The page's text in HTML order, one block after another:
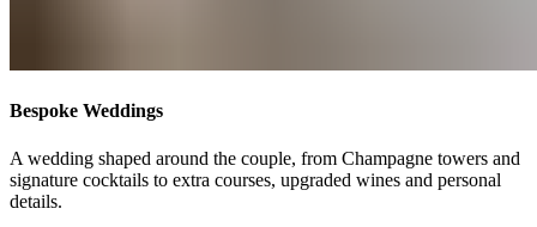
Bespoke Weddings​​​​‌ ‍ ​‍​‍‌‍ ‌ ​‍‌‍‍‌‌‍‌ ‌‍‍‌‌‍ ‍​‍​‍​ ‍‍​‍​‍‌ ​ ‌‍​‌‌‍ ‍‌‍‍‌‌ ‌​‌ ‍‌​‍ ‍‌‍‍‌‌‍ ​‍​‍​‍ ​​‍​‍‌‍‍​‌ ​‍‌‍‌‌‌‍‌‍​‍​‍​ ‍‍​‍​‍‌‍‍​‌ ‌​‌ ‌​‌ ​​‌ ​ ​ ‍‍​‍ ​‍ ‌‍ ​​‍ ‌‌‍​‌‌‍ ‍‌‍‌​​‍ ‌‌ ​‍​‍ ‌‌‍‍​‌‍ ‌ ‌​‌‍‌‌‌‍ ​‌ ​ ​‍ ‌‌ ​ ‌ ‌​‌ ‌‌‌‍‌​‌‍‍‌‌‍ ​‍ ‍‌ ‌‍‌‍‌‌‌ ​‍‌‍​ ‌‍‌‌‌‍ ​​‍ ‍‌‍​‌‌ ​​‌ ​​​‍ ‌‍‍‌‌‍ ‍‌ ‌​‌‍‌‌‌‍ ‍‌ ‌​​‍ ‌‍‌‌‌‍‌​‌‍‍‌‌ ‌​​‍ ‌‍ ‌‌‍ ‌‍‌​‌‍‌‌​ ‌‌ ​​‌ ​‍‌‍‌‌‌ ​ ‌‍‌‌‌‍ ‍‌ ‌​‌‍​‌‌ ‌​‌‍‍‌‌‍ ‌‍ ‍​ ‍ ‌‍‍‌‌‍‌​​ ‌​ ​‍​ ‍‌​ ‌​‌‍‌​​ ‌‌​ ‌‌‌‍‌‍​ ‌​​‍ ‌‌‍​‍‌‍‌‌​ ‌‌‌‍‌‌​‍ ‌​ ‌​​ ​​‌‍​‌​ ​‌​‍ ‌‌‍​‌​ ‌ ​ ‍‌​ ‌ ​‍ ‌‌‍‌‍​ ‌ ​ ​ ‌‍​‍‌‍‌‍‌‍‌​‌‍​ ‌‍‌‌​ ‌ ‌‍​‍‌‍‌‌​ ​​​ ‍ ‌ ‌​‌ ‍‌‌ ​​‌‍‌‌​ ‌‌‍‍​‌‍ ‌ ‌​‌‍‌‌‌‍ ​‌‌​ ‌‍‍‌‌ ‌​‌‍‌‌‌‌​​‌‍​‌‌‍‌ ‌‍‌‌​ ‍ ‌ ​​‌‍​‌‌ ‌​‌‍‍​​ ‌‌ ​​‌‍​‌‌‍‌ ‌‍‌‌‌​​‍‌ ‌‌‌‍‍‌‌‍ ​‌‍‌​‌‍‌‌‌ ​‍​‍‌‌​ ‌‌‌​​‍‌‌ ‌‍‍ ‌‍‌‌‌ ‍‌​‍‌‌​ ​ ‌​‌​​‍‌‌​ ​ ‌​‌​​‍‌‌​ ​‍​ ​‍‌‍​‍​ ​ ‌‍‌‍​ ​‌​ ‌‍​ ‍‌‌‍‌‍​ ‍​‌‍‌‍‌‍‌‍‌‍‌‌​ ​‍​‍‌‌​ ​‍​ ​‍​‍‌‌​ ‌‌‌​‌​​‍ ‍‌‍​ ‌‍ ‌‍ ‍‌ ‌​‌‍‌‌‌‍ ‍‌ ‌​​‍‌‌​ ‌‌‌​​‍‌‌ ‌‍‍ ‌‍‌‌‌ ‍‌​‍‌‌​ ​ ‌​‌​​‍‌‌​ ​ ‌​‌​​‍‌‌​ ​‍​ ​‍​ ‍​​ ​ ​ ​‌​ ​ ​ ‌‌‌‍‌‍​ ​​​ ‌‌​ ​‍​ ‌​‌‍​‍‌‍‌​​‍‌‌​ ​‍​ ​‍​‍‌‌​ ‌‌‌​‌​​‍ ‍‌ ‌​‌‍‍‌‌ ‌​‌‍ ​‌‍‌‌​ ‌‍​‍‌‍​‌‌ ​ ‌‍‌‌‌‌‌‌‌ ​‍‌‍ ​​ ‌‌‍‍​‌ ‌​‌ ‌​‌ ​​‌ ​ ​‍‌‌​ ​ ‌​​‌​‍‌‌​ ​‍‌​‌‍​‍‌‌​ ​‍‌​‌‍‌‍ ​​‍ ‌‌‍​‌‌‍ ‍‌‍‌​​‍ ‌‌ ​‍​‍ ‌‌‍‍​‌‍ ‌ ‌​‌‍‌‌‌‍ ​‌ ​ ​‍ ‌‌ ​ ‌ ‌​‌ ‌‌‌‍‌​‌‍‍‌‌‍ ​‍ ‍‌ ‌‍‌‍‌‌‌ ​‍‌‍​ ‌‍‌‌‌‍ ​​‍ ‍‌‍​‌‌ ​​‌ ​​​‍‌‍‌‍‍‌‌‍‌​​ ‌​ ​‍​ ‍‌​ ‌​‌‍‌​​ ‌‌​ ‌‌‌‍‌‍​ ‌​​‍ ‌‌‍​‍‌‍‌‌​ ‌‌‌‍‌‌​‍ ‌​ ‌​​ ​​‌‍​‌​ ​‌​‍ ‌‌‍​‌​ ‌ ​ ‍‌​ ‌ ​‍ ‌‌‍‌‍​ ‌ ​ ​ ‌‍​‍‌‍‌‍‌‍‌​‌‍​ ‌‍‌‌​ ‌ ‌‍​‍‌‍‌‌​ ​​​‍‌‍‌ ‌​‌ ‍‌‌ ​​‌‍‌‌​ ‌‌‍‍​‌‍ ‌ ‌​‌‍‌‌‌‍ ​‌‌​ ‌‍‍‌‌ ‌​‌‍‌‌‌‌​​‌‍​‌‌‍‌ ‌‍‌‌​‍‌‍‌ ​​‌‍​‌‌ ‌​‌‍‍​​ ‌‌ ​​‌‍​‌‌‍‌ ‌‍‌‌‌​​‍‌ ‌‌‌‍‍‌‌‍ ​‌‍‌​‌‍‌‌‌ ​‍​‍‌‌​ ‌‌‌​​‍‌‌ ‌‍‍ ‌‍‌‌‌ ‍‌​‍‌‌​ ​ ‌​‌​​‍‌‌​ ​ ‌​‌​​‍‌‌​ ​‍​ ​‍‌‍​‍​ ​ ‌‍‌‍​ ​‌​ ‌‍​ ‍‌‌‍‌‍​ ‍​‌‍‌‍‌‍‌‍‌‍‌‌​ ​‍​‍‌‌​ ​‍​ ​‍​‍‌‌​ ‌‌‌​‌​​‍ ‍‌‍​ ‌‍ ‌‍ ‍‌ ‌​‌‍‌‌‌‍ ‍‌ ‌​​‍‌‌​ ‌‌‌​​‍‌‌ ‌‍‍ ‌‍‌‌‌ ‍‌​‍‌‌​ ​ ‌​‌​​‍‌‌​ ​ ‌​‌​​‍‌‌​ ​‍​ ​‍​ ‍​​ ​ ​ ​‌​ ​ ​ ‌‌‌‍‌‍​ ​​​ ‌‌​ ​‍​ ‌​‌‍​‍‌‍‌​​‍‌‌​ ​‍​ ​‍​‍‌‌​ ‌‌‌​‌​​‍ ‍‌ ‌​‌‍‍‌‌ ‌​‌‍ ​‌‍‌‌​‍‌‍‌ ​​‌‍‌‌‌ ​‍‌ ​ ‌ ​​‌‍‌‌‌‍​ ‌ ‌​‌‍‍‌‌ ‌‍‌‍‌‌​ ‌‌ ​​‌ ‌‌‌‍​‍‌‍ ​‌‍‍‌‌ ​ ‌‍‍​‌‍‌‌‌‍‌​​‍​‍‌ ‌
A wedding shaped around the couple, from Champagne towers and
signature cocktails to extra courses, upgraded wines and personal
details.​​​​‌ ‍ ​‍​‍‌‍ ‌ ​‍‌‍‍‌‌‍‌ ‌‍‍‌‌‍ ‍​‍​‍​ ‍‍​‍​‍‌ ​ ‌‍​‌‌‍ ‍‌‍‍‌‌ ‌​‌ ‍‌​‍ ‍‌‍‍‌‌‍ ​‍​‍​‍ ​​‍​‍‌‍‍​‌ ​‍‌‍‌‌‌‍‌‍​‍​‍​ ‍‍​‍​‍‌‍‍​‌ ‌​‌ ‌​‌ ​​‌ ​ ​ ‍‍​‍ ​‍ ‌‍ ​​‍ ‌‌‍​‌‌‍ ‍‌‍‌​​‍ ‌‌ ​‍​‍ ‌‌‍‍​‌‍ ‌ ‌​‌‍‌‌‌‍ ​‌ ​ ​‍ ‌‌ ​ ‌ ‌​‌ ‌‌‌‍‌​‌‍‍‌‌‍ ​‍ ‍‌ ‌‍‌‍‌‌‌ ​‍‌‍​ ‌‍‌‌‌‍ ​​‍ ‍‌‍​‌‌ ​​‌ ​​​‍ ‌‍‍‌‌‍ ‍‌ ‌​‌‍‌‌‌‍ ‍‌ ‌​​‍ ‌‍‌‌‌‍‌​‌‍‍‌‌ ‌​​‍ ‌‍ ‌‌‍ ‌‍‌​‌‍‌‌​ ‌‌ ​​‌ ​‍‌‍‌‌‌ ​ ‌‍‌‌‌‍ ‍‌ ‌​‌‍​‌‌ ‌​‌‍‍‌‌‍ ‌‍ ‍​ ‍ ‌‍‍‌‌‍‌​​ ‌​ ​‍​ ‍‌​ ‌​‌‍‌​​ ‌‌​ ‌‌‌‍‌‍​ ‌​​‍ ‌‌‍​‍‌‍‌‌​ ‌‌‌‍‌‌​‍ ‌​ ‌​​ ​​‌‍​‌​ ​‌​‍ ‌‌‍​‌​ ‌ ​ ‍‌​ ‌ ​‍ ‌‌‍‌‍​ ‌ ​ ​ ‌‍​‍‌‍‌‍‌‍‌​‌‍​ ‌‍‌‌​ ‌ ‌‍​‍‌‍‌‌​ ​​​ ‍ ‌ ‌​‌ ‍‌‌ ​​‌‍‌‌​ ‌‌‍‍​‌‍ ‌ ‌​‌‍‌‌‌‍ ​‌‌​ ‌‍‍‌‌ ‌​‌‍‌‌‌‌​​‌‍​‌‌‍‌ ‌‍‌‌​ ‍ ‌ ​​‌‍​‌‌ ‌​‌‍‍​​ ‌‌ ​​‌‍​‌‌‍‌ ‌‍‌‌‌​​‍‌ ‌‌‌‍‍‌‌‍ ​‌‍‌​‌‍‌‌‌ ​‍​‍‌‌​ ‌‌‌​​‍‌‌ ‌‍‍ ‌‍‌‌‌ ‍‌​‍‌‌​ ​ ‌​‌​​‍‌‌​ ​ ‌​‌​​‍‌‌​ ​‍​ ​‍‌‍​‍​ ​ ‌‍‌‍​ ​‌​ ‌‍​ ‍‌‌‍‌‍​ ‍​‌‍‌‍‌‍‌‍‌‍‌‌​ ​‍​‍‌‌​ ​‍​ ​‍​‍‌‌​ ‌‌‌​‌​​‍ ‍‌‍​ ‌‍ ‌‍ ‍‌ ‌​‌‍‌‌‌‍ ‍‌ ‌​​‍‌‌​ ‌‌‌​​‍‌‌ ‌‍‍ ‌‍‌‌‌ ‍‌​‍‌‌​ ​ ‌​‌​​‍‌‌​ ​ ‌​‌​​‍‌‌​ ​‍​ ​‍​ ‍​​ ​ ​ ​‌​ ​ ​ ‌‌‌‍‌‍​ ​​​ ‌‌​ ​‍​ ‌​‌‍​‍‌‍‌​​‍‌‌​ ​‍​ ​‍​‍‌‌​ ‌‌‌​‌​​‍ ‍‌‍‌‌‌ ‍​‌‍​ ‌‍‌‌‌ ​‍‌ ​​‌ ‌​​ ‌‍​‍‌‍​‌‌ ​ ‌‍‌‌‌‌‌‌‌ ​‍‌‍ ​​ ‌‌‍‍​‌ ‌​‌ ‌​‌ ​​‌ ​ ​‍‌‌​ ​ ‌​​‌​‍‌‌​ ​‍‌​‌‍​‍‌‌​ ​‍‌​‌‍‌‍ ​​‍ ‌‌‍​‌‌‍ ‍‌‍‌​​‍ ‌‌ ​‍​‍ ‌‌‍‍​‌‍ ‌ ‌​‌‍‌‌‌‍ ​‌ ​ ​‍ ‌‌ ​ ‌ ‌​‌ ‌‌‌‍‌​‌‍‍‌‌‍ ​‍ ‍‌ ‌‍‌‍‌‌‌ ​‍‌‍​ ‌‍‌‌‌‍ ​​‍ ‍‌‍​‌‌ ​​‌ ​​​‍‌‍‌‍‍‌‌‍‌​​ ‌​ ​‍​ ‍‌​ ‌​‌‍‌​​ ‌‌​ ‌‌‌‍‌‍​ ‌​​‍ ‌‌‍​‍‌‍‌‌​ ‌‌‌‍‌‌​‍ ‌​ ‌​​ ​​‌‍​‌​ ​‌​‍ ‌‌‍​‌​ ‌ ​ ‍‌​ ‌ ​‍ ‌‌‍‌‍​ ‌ ​ ​ ‌‍​‍‌‍‌‍‌‍‌​‌‍​ ‌‍‌‌​ ‌ ‌‍​‍‌‍‌‌​ ​​​‍‌‍‌ ‌​‌ ‍‌‌ ​​‌‍‌‌​ ‌‌‍‍​‌‍ ‌ ‌​‌‍‌‌‌‍ ​‌‌​ ‌‍‍‌‌ ‌​‌‍‌‌‌‌​​‌‍​‌‌‍‌ ‌‍‌‌​‍‌‍‌ ​​‌‍​‌‌ ‌​‌‍‍​​ ‌‌ ​​‌‍​‌‌‍‌ ‌‍‌‌‌​​‍‌ ‌‌‌‍‍‌‌‍ ​‌‍‌​‌‍‌‌‌ ​‍​‍‌‌​ ‌‌‌​​‍‌‌ ‌‍‍ ‌‍‌‌‌ ‍‌​‍‌‌​ ​ ‌​‌​​‍‌‌​ ​ ‌​‌​​‍‌‌​ ​‍​ ​‍‌‍​‍​ ​ ‌‍‌‍​ ​‌​ ‌‍​ ‍‌‌‍‌‍​ ‍​‌‍‌‍‌‍‌‍‌‍‌‌​ ​‍​‍‌‌​ ​‍​ ​‍​‍‌‌​ ‌‌‌​‌​​‍ ‍‌‍​ ‌‍ ‌‍ ‍‌ ‌​‌‍‌‌‌‍ ‍‌ ‌​​‍‌‌​ ‌‌‌​​‍‌‌ ‌‍‍ ‌‍‌‌‌ ‍‌​‍‌‌​ ​ ‌​‌​​‍‌‌​ ​ ‌​‌​​‍‌‌​ ​‍​ ​‍​ ‍​​ ​ ​ ​‌​ ​ ​ ‌‌‌‍‌‍​ ​​​ ‌‌​ ​‍​ ‌​‌‍​‍‌‍‌​​‍‌‌​ ​‍​ ​‍​‍‌‌​ ‌‌‌​‌​​‍ ‍‌‍‌‌‌ ‍​‌‍​ ‌‍‌‌‌ ​‍‌ ​​‌ ‌​​‍‌‍‌ ​​‌‍‌‌‌ ​‍‌ ​ ‌ ​​‌‍‌‌‌‍​ ‌ ‌​‌‍‍‌‌ ‌‍‌‍‌‌​ ‌‌ ​​‌ ‌‌‌‍​‍‌‍ ​‌‍‍‌‌ ​ ‌‍‍​‌‍‌‌‌‍‌​​‍​‍‌ ‌